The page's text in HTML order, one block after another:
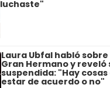
luchaste"
Laura Ubfal habló
Gran Hermano y reveló
suspendida: "Hay
estar de acuerdo o no"